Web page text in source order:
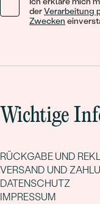
derVerarbeitung
Zwecken
Wichtige
RÜCKGABE UND
VERSAND UND
DATENSCHUTZ
IMPRESSUM